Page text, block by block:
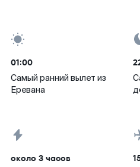
01:00
Самый ранний вылет из
Еревана
около 3 часов